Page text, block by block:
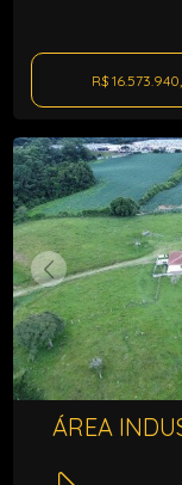
R$
ÁREA